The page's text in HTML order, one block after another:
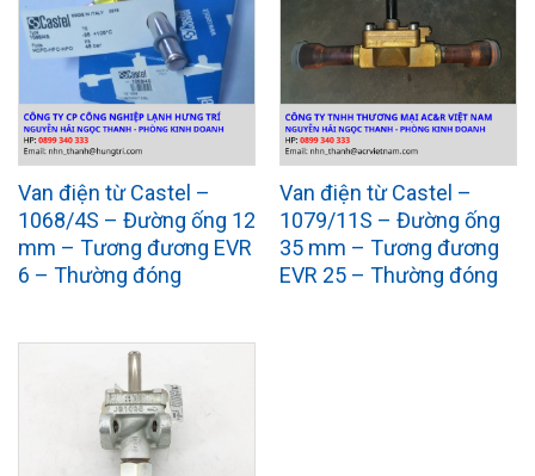
Van điện từ Castel –
1068/4S – Đường ống 12
mm – Tương đương EVR
6 – Thường đóng
Van điện từ Castel –
1079/11S – Đường ống
35 mm – Tương đương
EVR 25 – Thường đóng